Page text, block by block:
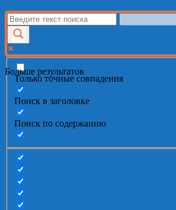
Больше результатов
Только точные совпадения
Поиск в заголовке
Поиск по содержанию